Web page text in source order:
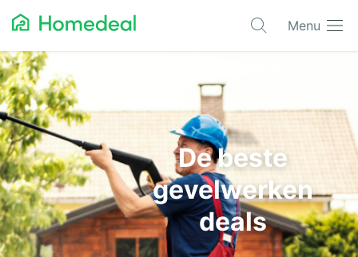
Menu
Populaire projecten
Aannemer
Airco
Alarmsystemen
Architect
Asbest
De beste
gevelwerken
deals